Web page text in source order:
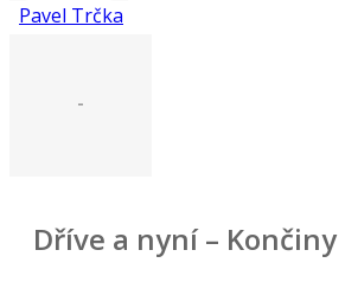
Pavel Trčka
-
Dříve a nyní –